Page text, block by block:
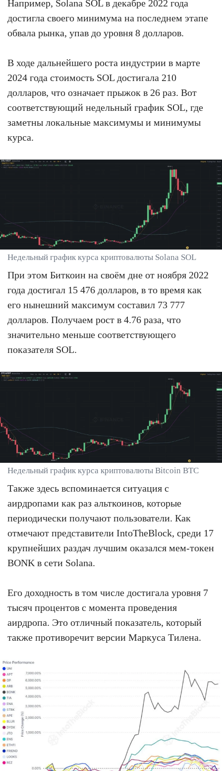
Например, Solana SOL в декабре 2022 года
достигла своего минимума на последнем этапе
обвала рынка, упав до уровня 8 долларов.
В ходе дальнейшего роста индустрии в марте
2024 года стоимость SOL достигала 210
долларов, что означает прыжок в 26 раз. Вот
соответствующий недельный график SOL, где
заметны локальные максимумы и минимумы
курса.
Недельный график курса криптовалюты Solana SOL
При этом Биткоин на своём дне от ноября 2022
года достигал 15 476 долларов, в то время как
его нынешний максимум составил 73 777
долларов. Получаем рост в 4.76 раза, что
значительно меньше соответствующего
показателя SOL.
Недельный график курса криптовалюты Bitcoin BTC
Также здесь вспоминается ситуация с
аирдропами как раз альткоинов, которые
периодически получают пользователи. Как
отмечают представители IntoTheBlock, среди 17
крупнейших раздач лучшим оказался мем-токен
BONK в сети Solana.
Его доходность в том числе достигала уровня 7
тысяч процентов с момента проведения
аирдропа. Это отличный показатель, который
также противоречит версии Маркуса Тилена.